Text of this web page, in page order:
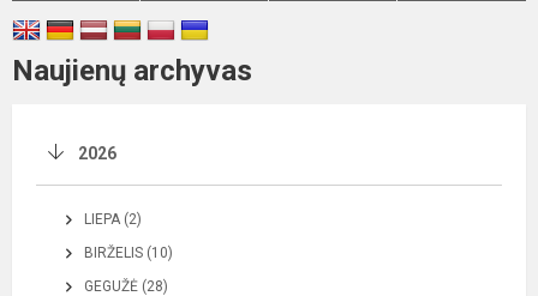
Naujienų archyvas
2026
LIEPA (2)
BIRŽELIS (10)
GEGUŽĖ (28)